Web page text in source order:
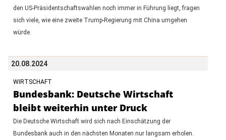
den US-Präsidentschaftswahlen noch immer in Führung liegt, fragen
sich viele, wie eine zweite Trump-Regierung mit China umgehen
würde.
20.08.2024
WIRTSCHAFT
Bundesbank: Deutsche Wirtschaft
bleibt weiterhin unter Druck
Die Deutsche Wirtschaft wird sich nach Einschätzung der
Bundesbank auch in den nächsten Monaten nur langsam erholen.